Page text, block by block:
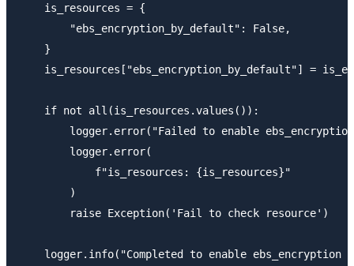
    is_resources = {
        "ebs_encryption_by_default": False,
    }
is_resources["ebs_encryption_by_default"] =
    if not all(is_resources.values()):
logger.error("Failed to enable
        logger.error(
            f"is_resources: {is_resources}"
        )
        raise Exception('Fail to check resource')
logger.info("Completed to enable ebs_encryption